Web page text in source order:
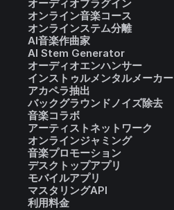
オーディオプラグイン
オンライン音楽コース
オンラインステム分離
AI音楽作曲家
AI Stem Generator
オーディオエンハンサー
インストゥルメンタルメーカー
アカペラ抽出
バックグラウンドノイズ除去
音楽コラボ
アーティストネットワーク
オンラインジャミング
音楽プロモーション
デスクトップアプリ
モバイルアプリ
マスタリングAPI
利用料金